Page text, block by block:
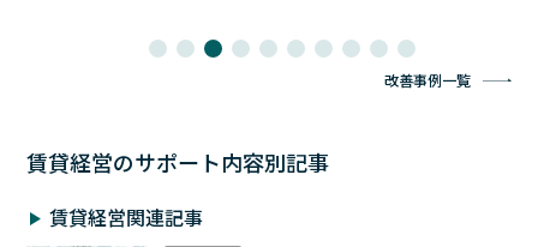
改善事例一覧
賃貸経営のサポート内容別記事
賃貸経営関連記事